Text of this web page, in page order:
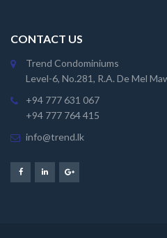
CONTACT US
Trend Condominiums
Level-6, No.281, R.A. De Mel
+94 777 631 067
+94 777 764 415
info@trend.lk